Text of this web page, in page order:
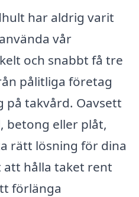
har aldrig varit
vår
och snabbt få tre
pålitliga företag
på takvård. Oavsett
betong eller plåt,
rätt lösning för dina
att hålla taket rent
förlänga